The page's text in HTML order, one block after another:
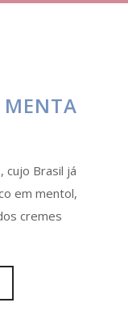
MENTA
cujo Brasil já
em mentol,
cremes